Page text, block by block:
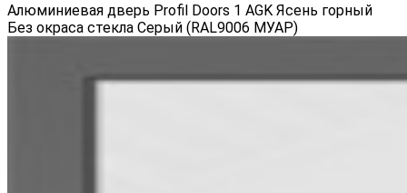
Алюминиевая дверь Profil Doors 1 AGK Ясень горный
Без окраса стекла Серый (RAL9006 МУАР)